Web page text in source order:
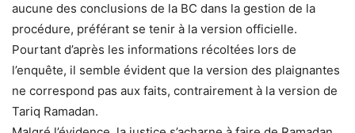
aucune des conclusions de la BC dans la gestion de la
procédure, préférant se tenir à la version officielle.
Pourtant d’après les informations récoltées lors de
l’enquête, il semble évident que la version des plaignantes
ne correspond pas aux faits, contrairement à la version de
Tariq Ramadan.